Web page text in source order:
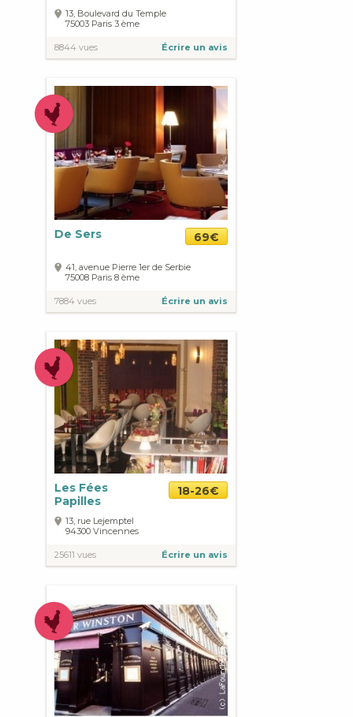
13, Boulevard du Temple
75003 Paris 3 ème
8844 vues Écrire un avis
De Sers 69€
41, avenue Pierre 1er de Serbie
75008 Paris 8 ème
7884 vues Écrire un avis
Les Fées
Papilles
18-26€
13, rue Lejemptel
94300 Vincennes
25611 vues Écrire un avis